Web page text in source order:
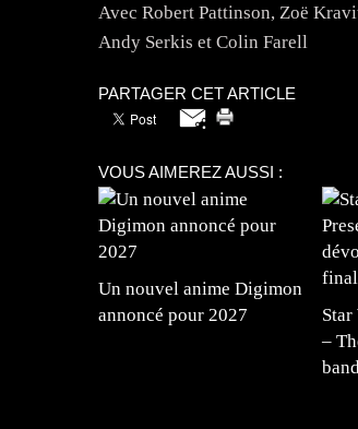
Avec Robert Pattinson, Zoë
Andy Serkis et Colin Farell
PARTAGER CET ARTICLE
VOUS AIMEREZ AUSSI :
Un nouvel anime Digimon
annoncé pour 2027
Star
–